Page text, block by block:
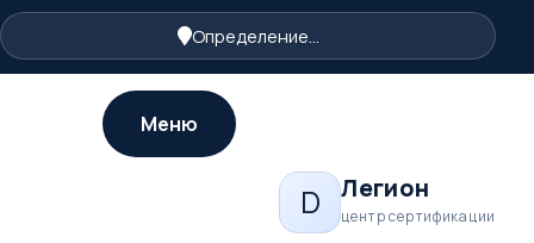
Определение...
D Легион
центр сертификации
Меню